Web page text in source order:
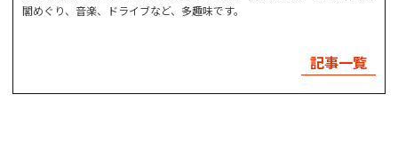
閣めぐり、音楽、ドライブなど、多趣味です。
記事一覧